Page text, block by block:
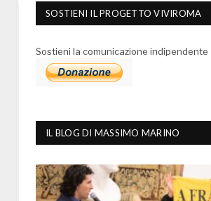
SOSTIENI IL PROGETTO VIVIROMA
Sostieni la comunicazione indipendente
IL BLOG DI MASSIMO MARINO